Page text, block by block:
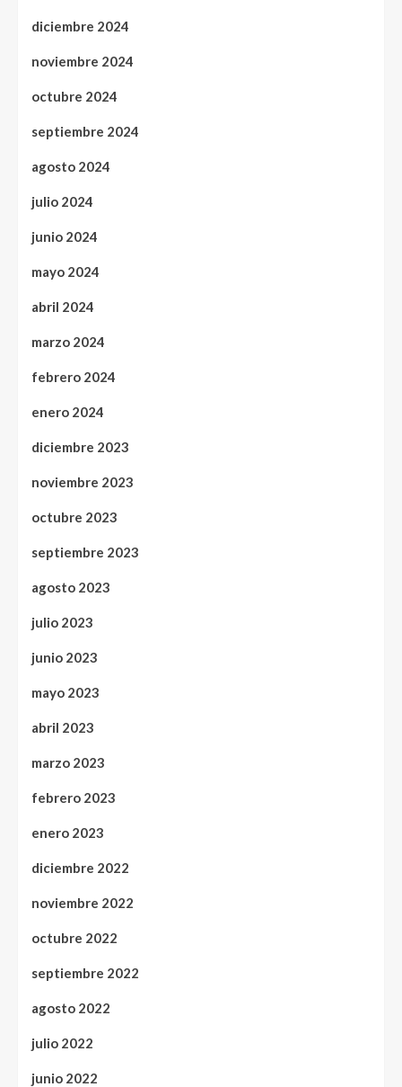
diciembre 2024
noviembre 2024
octubre 2024
septiembre 2024
agosto 2024
julio 2024
junio 2024
mayo 2024
abril 2024
marzo 2024
febrero 2024
enero 2024
diciembre 2023
noviembre 2023
octubre 2023
septiembre 2023
agosto 2023
julio 2023
junio 2023
mayo 2023
abril 2023
marzo 2023
febrero 2023
enero 2023
diciembre 2022
noviembre 2022
octubre 2022
septiembre 2022
agosto 2022
julio 2022
junio 2022